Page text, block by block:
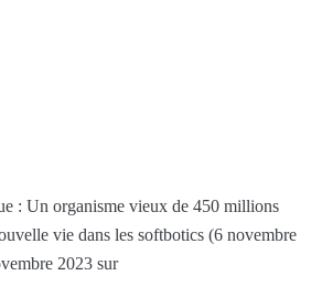
: Un organisme vieux de 450 millions
vie dans les softbotics (6 novembre
2023 sur